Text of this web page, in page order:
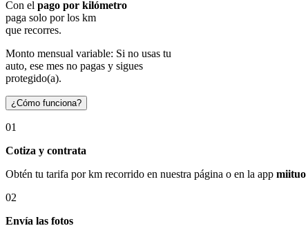
Con el pago por kilómetro
paga solo por los km
que recorres.
Monto mensual variable: Si no usas tu
auto, ese mes no pagas y sigues
protegido(a).
¿Cómo funciona?
01
Cotiza y contrata
Obtén tu tarifa por km recorrido en nuestra página o en la app miituo
02
Envía las fotos